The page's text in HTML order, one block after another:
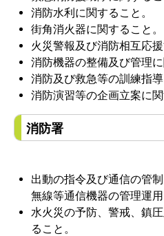
消防水利に関すること。
街角消火器に関すること。
火災警報及び消防相互応
消防機器の整備及び管理に
消防及び救急等の訓練指導
消防演習等の企画立案に関
消防署
出動の指令及び通信の管
無線等通信機器の管理運用
水火災の予防、警戒、鎮
ること。